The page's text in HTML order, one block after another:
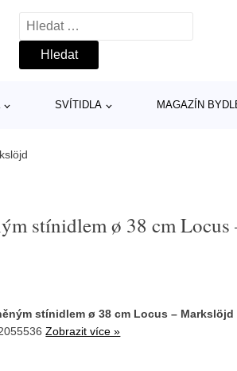
Vyhledávání
SVÍTIDLA MAGAZÍN
stínidlem ø 38 cm Locus
stínidlem ø 38 cm Locus – Markslöjd
Zobrazit více »